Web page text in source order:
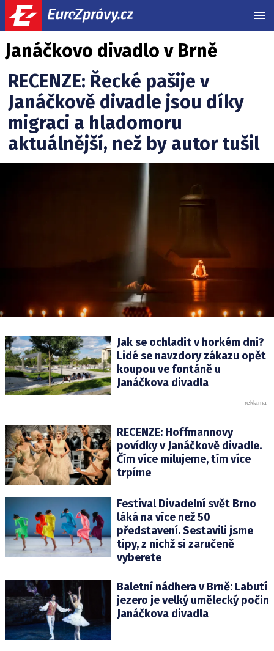
Janáčkovo divadlo v Brně
RECENZE: Řecké pašije v
Janáčkově divadle jsou díky
migraci a hladomoru
aktuálnější, než by autor tušil
Jak se ochladit v horkém dni?
Lidé se navzdory zákazu opět
koupou ve fontáně u
Janáčkova divadla
RECENZE: Hoffmannovy
povídky v Janáčkově divadle.
Čím více milujeme, tím více
trpíme
Festival Divadelní svět Brno
láká na více než 50
představení. Sestavili jsme
tipy, z nichž si zaručeně
vyberete
Baletní nádhera v Brně: Labutí
jezero je velký umělecký počin
Janáčkova divadla